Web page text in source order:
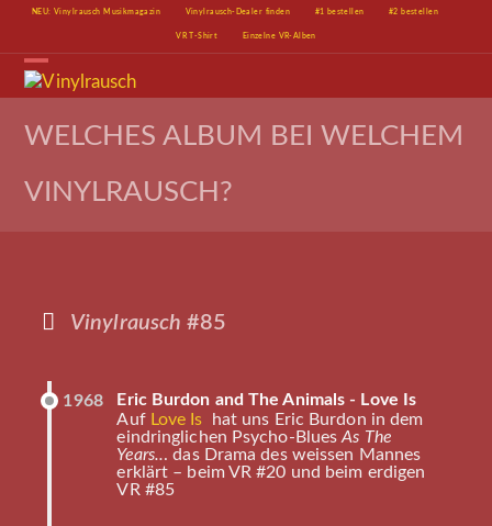
Skip
content
NEU: Vinylrausch Musikmagazin Vinylrausch-Dealer finden #1 bestellen #2 bestellen
VR T-Shirt Einzelne VR-Alben
Open
mobile
menu
Close
mobile
menu
WELCHES ALBUM BEI WELCHEM
VINYLRAUSCH?
Vinylrausch #85
1968
Eric Burdon and The Animals - Love Is
Auf Love Is hat uns Eric Burdon in dem
eindringlichen Psycho-BluesAs The
Years... das Drama des weissen Mannes
erklärt – beim VR #20 und beim erdigen
VR #85